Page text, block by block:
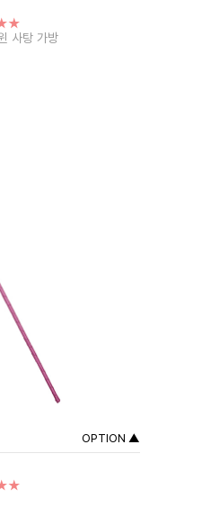
사탕 가방
OPTION ▲